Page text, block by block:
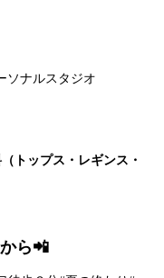
ソナルスタジオ
トップス・レギンス・
から📲